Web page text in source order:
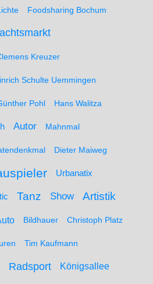
Foodsharing Bochum
Kreuzer
Schulte Uemmingen
Pohl Hans Walitza
Autor Mahnmal
Dieter Maiweg
Urbanatix
Tanz Show Artistik
Bildhauer Christoph Platz
Tim Kaufmann
Radsport Königsallee